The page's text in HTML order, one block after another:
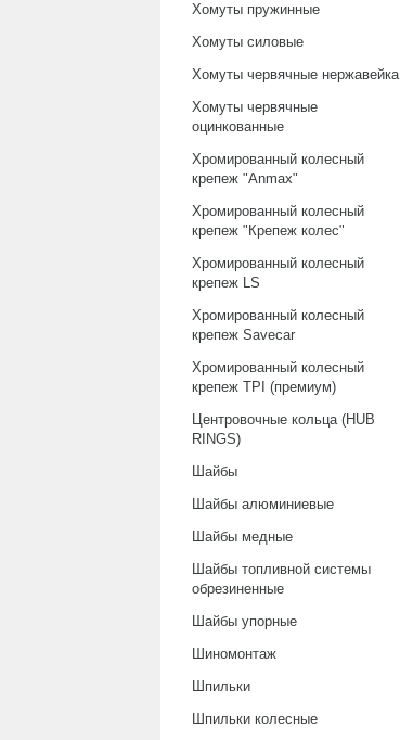
Хомуты пружинные
Хомуты силовые
Хомуты червячные нержавейка
Хомуты червячные
оцинкованные
Хромированный колесный
крепеж "Anmax"
Хромированный колесный
крепеж "Крепеж колес"
Хромированный колесный
крепеж LS
Хромированный колесный
крепеж Savecar
Хромированный колесный
крепеж TPI (премиум)
Центровочные кольца (HUB
RINGS)
Шайбы
Шайбы алюминиевые
Шайбы медные
Шайбы топливной системы
обрезиненные
Шайбы упорные
Шиномонтаж
Шпильки
Шпильки колесные